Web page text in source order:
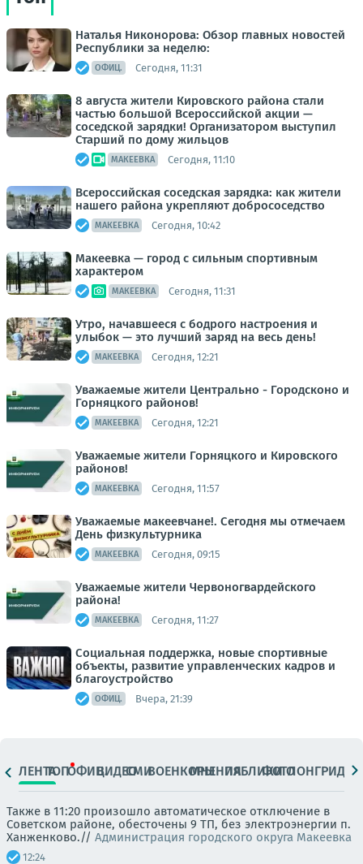
Наталья Никонорова: Обзор главных новостей
Республики за неделю:
ОФИЦ. Сегодня, 11:31
8 августа жители Кировского района стали
частью большой Всероссийской акции —
соседской зарядки! Организатором выступил
Старший по дому жильцов
МАКЕЕВКА Сегодня, 11:10
Всероссийская соседская зарядка: как жители
нашего района укрепляют добрососедство
МАКЕЕВКА Сегодня, 10:42
Макеевка — город с сильным спортивным
характером
МАКЕЕВКА Сегодня, 11:31
Утро, начавшееся с бодрого настроения и
улыбок — это лучший заряд на весь день!
МАКЕЕВКА Сегодня, 12:21
Уважаемые жители Центрально - Городсконо и
Горняцкого районов!
МАКЕЕВКА Сегодня, 12:21
Уважаемые жители Горняцкого и Кировского
районов!
МАКЕЕВКА Сегодня, 11:57
Уважаемые макеевчане!. Сегодня мы отмечаем
День физкультурника
МАКЕЕВКА Сегодня, 09:15
Уважаемые жители Червоногвардейского
района!
МАКЕЕВКА Сегодня, 11:27
Социальная поддержка, новые спортивные
объекты, развитие управленческих кадров и
благоустройство
ОФИЦ. Вчера, 21:39
ЛЕНТАТОПОФИЦ.ВИДЕОСМИВОЕНКОРЫМНЕНИЯПАБЛИКИ
ФОТОЛОНГРИДЫ
Также в 11:20 произошло автоматическое отключение в
Советском районе, обесточены 9 ТП, без электроэнергии п.
Ханженково.// Администрация городского округа Макеевка
12:24